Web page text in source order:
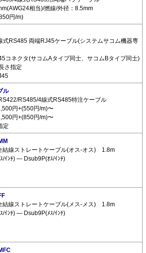
相当)/撚線/外径：8.5mm
円/m)
式RS485 両端RJ45ケーブル(システムサコム機器専
コネクタ(サコムAタイプ同士、サコムBタイプ同士)
さ指定
ル
RS485/4線式RS485特注ケーブル
円+(550円/m)〜
円+(850円/m)〜
定
結線ストレートケーブル(オス-オス) 1.8m
/ｲﾝﾁ) ― Dsub9P(ｵｽ/ｲﾝﾁ)
結線ストレートケーブル(メス-メス) 1.8m
/ｲﾝﾁ) ― Dsub9P(ﾒｽ/ｲﾝﾁ)